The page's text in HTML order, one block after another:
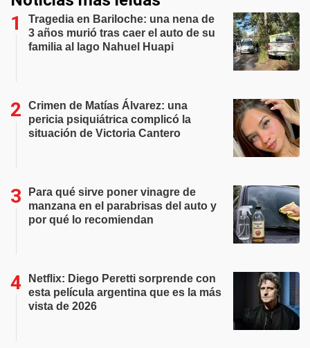
Tragedia en Bariloche: una nena de
3 años murió tras caer el auto de su
familia al lago Nahuel Huapi
Crimen de Matías Álvarez: una
pericia psiquiátrica complicó la
situación de Victoria Cantero
Para qué sirve poner vinagre de
manzana en el parabrisas del auto y
por qué lo recomiendan
Netflix: Diego Peretti sorprende con
esta película argentina que es la más
vista de 2026